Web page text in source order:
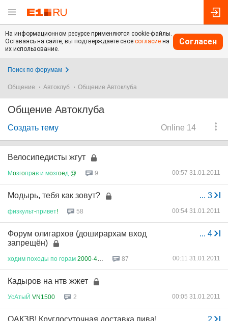
На информационном ресурсе применяются cookie-файлы.
Оставаясь на сайте, вы подтверждаете свое согласие на
их использование.
Согласен
Поиск по форумам
Общение Автоклуб Общение Автоклуба
Общение Автоклуба
Online 14
Создать тему
Велосипедисты жгут
Мoзгoпрaв и мoзгoeд @ 9 00:57 31.01.2011
... 3
Модырь, тебя как зовут?
физкульт-привет! 58 00:54 31.01.2011
... 4
Форум олигархов (доширархам вход
запрещён)
ходим походы по горам 2000-400... 87 00:11 31.01.2011
Кадыров на нтв жжет
УсАтыЙ VN1500 2 00:05 31.01.2011
... 2
ОАКЗВ! Круглосуточная доставка пива!